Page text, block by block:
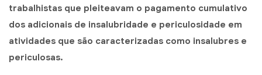
trabalhistas que pleiteavam o pagamento cumulativo
dos adicionais de insalubridade e periculosidade em
atividades que são caracterizadas como insalubres e
periculosas.